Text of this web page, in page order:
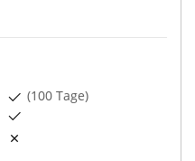
(100 Tage)